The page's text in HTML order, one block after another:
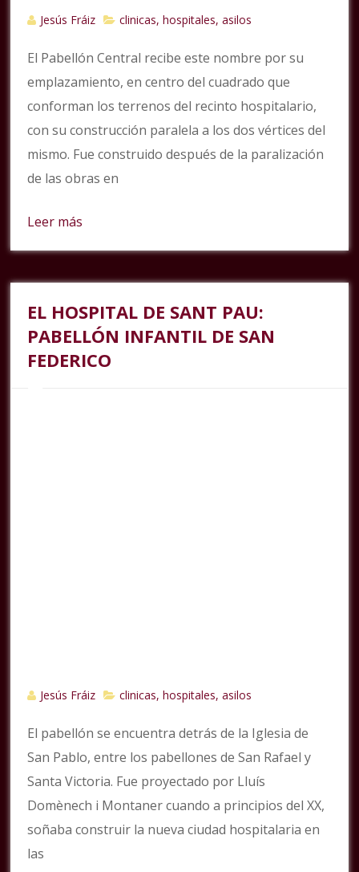
Jesús Fráiz clinicas, hospitales, asilos
El Pabellón Central recibe este nombre por su
emplazamiento, en centro del cuadrado que
conforman los terrenos del recinto hospitalario,
con su construcción paralela a los dos vértices del
mismo. Fue construido después de la paralización
de las obras en
Leer más
EL HOSPITAL DE SANT PAU:
PABELLÓN INFANTIL DE SAN
FEDERICO
Jesús Fráiz clinicas, hospitales, asilos
El pabellón se encuentra detrás de la Iglesia de
San Pablo, entre los pabellones de San Rafael y
Santa Victoria. Fue proyectado por Lluís
Domènech i Montaner cuando a principios del XX,
soñaba construir la nueva ciudad hospitalaria en
las